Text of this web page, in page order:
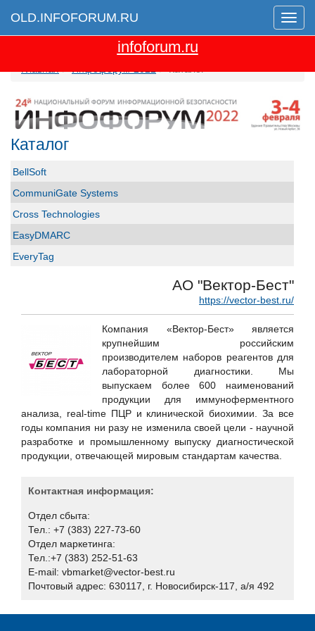
Меню
OLD.INFOFORUM.RU
Перейти на новую версию сайта
infoforum.ru
Каталог
BellSoft
CommuniGate Systems
Cross Technologies
EasyDMARC
EveryTag
ICT-Online.ru «Инфокоммуникации онлайн»
LURE IT / ООО «Люр АйТи»
Positive Technologies
RSpectr
RuSIEM
Skybox Security
Softline
SoftMall
SONET
Staffcop
UserGate
АО "Вектор-Бест"
https://vector-best.ru/
Компания «Вектор-Бест» является
крупнейшим российским
производителем наборов реагентов для
лабораторной диагностики. Мы
выпускаем более 600 наименований
продукции для иммуноферментного
анализа, real-time ПЦР и клинической биохимии. За все
годы компания ни разу не изменила своей цели - научной
разработке и промышленному выпуску диагностической
продукции, отвечающей мировым стандартам качества.
Контактная информация:
Отдел сбыта:
Тел.: +7 (383) 227-73-60
Отдел маркетинга:
Тел.:+7 (383) 252-51-63
E-mail: vbmarket@vector-best.ru
Почтовый адрес: 630117, г. Новосибирск-117, а/я 492